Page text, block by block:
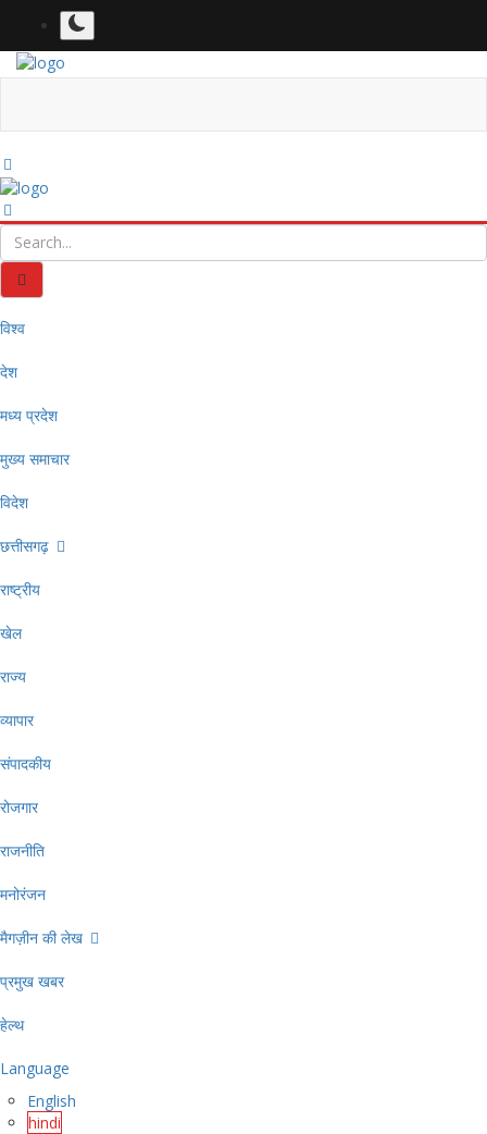
विश्व
देश
मध्य प्रदेश
मुख्य समाचार
विदेश
छत्तीसगढ़
राष्ट्रीय
खेल
राज्य
व्यापार
संपादकीय
रोजगार
राजनीति
मनोरंजन
मैगज़ीन की लेख
प्रमुख खबर
हेल्थ
Language
English
hindi